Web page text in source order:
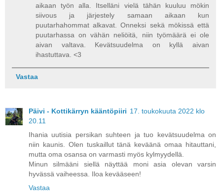
aikaan työn alla. Itselläni vielä tähän kuuluu mökin
siivous ja järjestely samaan aikaan kun
puutarhahommat alkavat. Onneksi sekä mökissä että
puutarhassa on vähän neliöitä, niin työmäärä ei ole
aivan valtava. Kevätsuudelma on kyllä aivan
ihastuttava. <3
Vastaa
Päivi - Kottikärryn kääntöpiiri 17. toukokuuta 2022 klo
20.11
Ihania uutisia persikan suhteen ja tuo kevätsuudelma on
niin kaunis. Olen tuskaillut tänä keväänä omaa hitauttani,
mutta oma osansa on varmasti myös kylmyydellä.
Minun silmääni siellä näyttää moni asia olevan varsin
hyvässä vaiheessa. Iloa kevääseen!
Vastaa